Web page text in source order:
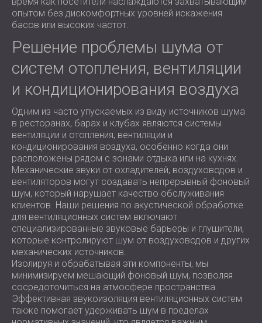
опытом без дискомфортных уровней искажения
басов или высоких частот.
Решение проблемы шума от
систем отопления, вентиляции
и кондиционирования воздуха
Одним из часто упускаемых из виду источников шума
в ресторанах, барах и клубах являются системы
вентиляции и отопления, вентиляции и
кондиционирования воздуха, особенно когда они
расположены рядом с зонами отдыха или на кухнях.
Механические звуки от охладителей, воздуховодов и
вентиляторов могут создавать непрерывный фоновый
шум, который нарушает качество обслуживания
клиентов. Наши решения по акустической обработке
для вентиляционных систем включают
специализированные звуковые барьеры и глушители,
которые контролируют шум от воздуховодов и других
механических источников.
Изолируя и обрабатывая эти компоненты, мы
минимизируем мешающий фоновый шум, позволяя
сосредоточиться на атмосфере пространства.
Эффективная звукоизоляция вентиляционных систем
также помогает удерживать шум в пределах